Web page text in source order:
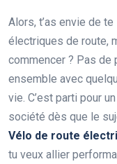
Alors, t’as envie de
électriques de route,
commencer ? Pas de
ensemble avec
vie. C’est parti pour
société dès que le
Vélo de route
tu veux allier